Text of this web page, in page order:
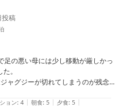
いただけます。
、ごゆっくりとお寛ぎ頂ければ幸
路島＞
投稿
の悪い母には少し移動が厳しかっ
。
ャグジーが切れてしまうのが残念で
、料理、景色、それとスタッフの皆
ョン: 4 | 朝食: 5 | 夕食: 5 |